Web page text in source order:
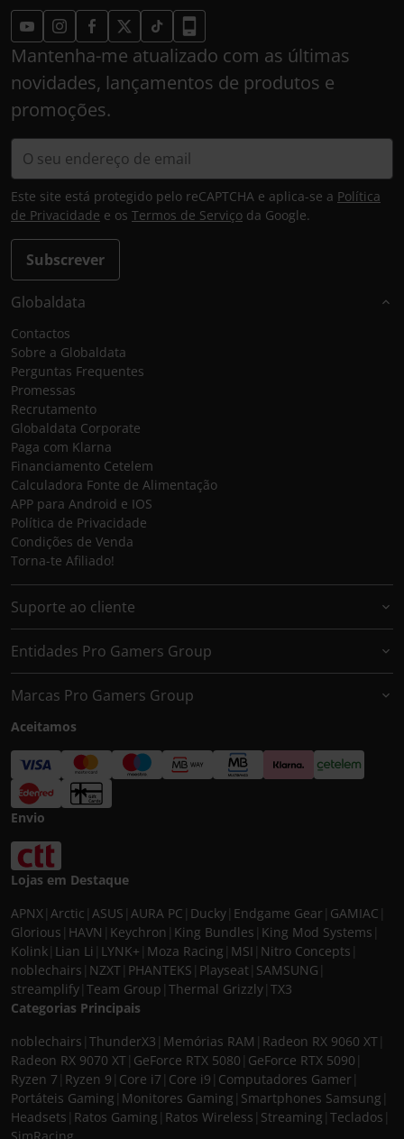
Mantenha-me atualizado com as últimas
novidades, lançamentos de produtos e
promoções.
Subscrever
Este site está protegido pelo reCAPTCHA e aplica-se a Política
de Privacidade e os Termos de Serviço da Google.
Globaldata
Contactos
Sobre a Globaldata
Perguntas Frequentes
Promessas
Recrutamento
Globaldata Corporate
Paga com Klarna
Financiamento Cetelem
Calculadora Fonte de Alimentação
APP para Android e IOS
Política de Privacidade
Condições de Venda
Torna-te Afiliado!
Suporte ao cliente
Entidades Pro Gamers Group
Marcas Pro Gamers Group
Aceitamos
Envio
Lojas em Destaque
APNX Arctic ASUS AURA PC Ducky Endgame Gear GAMIAC
Glorious HAVN Keychron King Bundles King Mod Systems
Kolink Lian Li LYNK+ Moza Racing MSI Nitro Concepts
noblechairs NZXT PHANTEKS Playseat SAMSUNG
streamplify Team Group Thermal Grizzly TX3
Categorias Principais
noblechairs ThunderX3 Memórias RAM Radeon RX 9060 XT
Radeon RX 9070 XT GeForce RTX 5080 GeForce RTX 5090
Ryzen 7 Ryzen 9 Core i7 Core i9 Computadores Gamer
Portáteis Gaming Monitores Gaming Smartphones Samsung
Headsets Ratos Gaming Ratos Wireless Streaming Teclados